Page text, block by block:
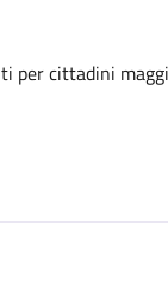
per cittadini